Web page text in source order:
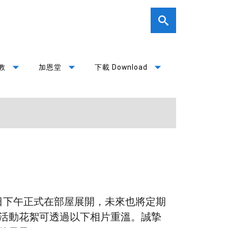
arrow_drop_down 加恩堂 arrow_drop_down 下載 Download arrow_drop_down
午正式在部屋展開，未來也將定期
動花絮可透過以下相片重溫。誠摯